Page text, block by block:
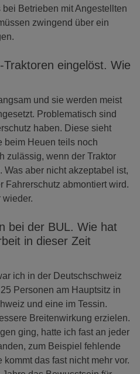
Betrieben mit Angestellten
zwingend über ein
eingelöst. Wie
und sie werden meist
Problematisch sind
haben. Diese sieht
beim Heuen teils noch
zulässig, wenn der Traktor
Was aber nicht akzeptabel ist,
Fahrerschutz abmontiert wird.
wieder.
bei der BUL. Wie hat
in dieser Zeit
ich in der Deutschschweiz
Personen am Hauptsitz in
und eine im Tessin.
Breitenwirkung erzielen.
ging, hatte ich fast an jeder
zum Beispiel fehlende
das fast nicht mehr vor.